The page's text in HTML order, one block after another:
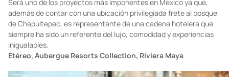
Foto:ritzcarlton.com
Llega a la ciudad de México una de las propuestas más
lujosas dentro de la industria hotelera: The Ritz-Carlton.
Será uno de los proyectos más imponentes en México ya que,
además de contar con una ubicación privilegiada frete al bosque
de Chapultepec, es representante de una cadena hotelera que